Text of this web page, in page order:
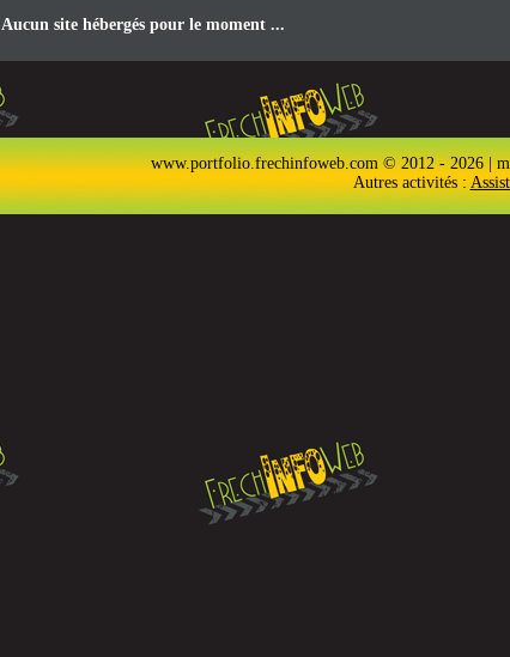
Aucun site hébergés pour le moment ...
www.portfolio.frechinfoweb.com © 2012 - 2026 |
Autres activités :